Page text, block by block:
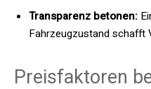
Transparenz betonen:
Fahrzeugzustand schafft
Preisfaktoren